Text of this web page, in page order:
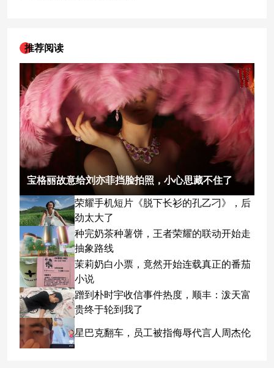
推荐阅读
宝格丽故意给刘亦菲挡脸拍照，小心思藏不住了
荣耀手机短片《脱下长衫的孔乙刁》，后
劲太大了
种完奶茶种薯饼，王者荣耀的联动开始走
抽象路线
茉莉奶白小票，竟然开始连载真正的番茄
小说
蹭到朴时宇收信事件热度，顺丰：泼天富
贵终于轮到我了
星巴克翻车，员工被指侮辱代言人周杰伦